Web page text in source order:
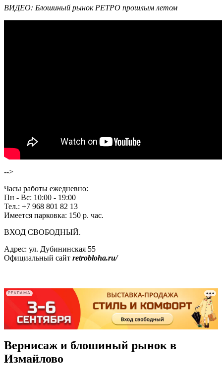
ВИДЕО: Блошиный рынок РЕТРО прошлым летом
-->
Часы работы ежедневно:
Пн - Вс: 10:00 - 19:00
Тел.: +7 968 801 82 13
Имеется парковка: 150 р. час.
ВХОД СВОБОДНЫЙ.
Адрес: ул. Дубининская 55
Официальный сайт retrobloha.ru/
РЕКЛАМА
Вернисаж и блошиный рынок в
Измайлово